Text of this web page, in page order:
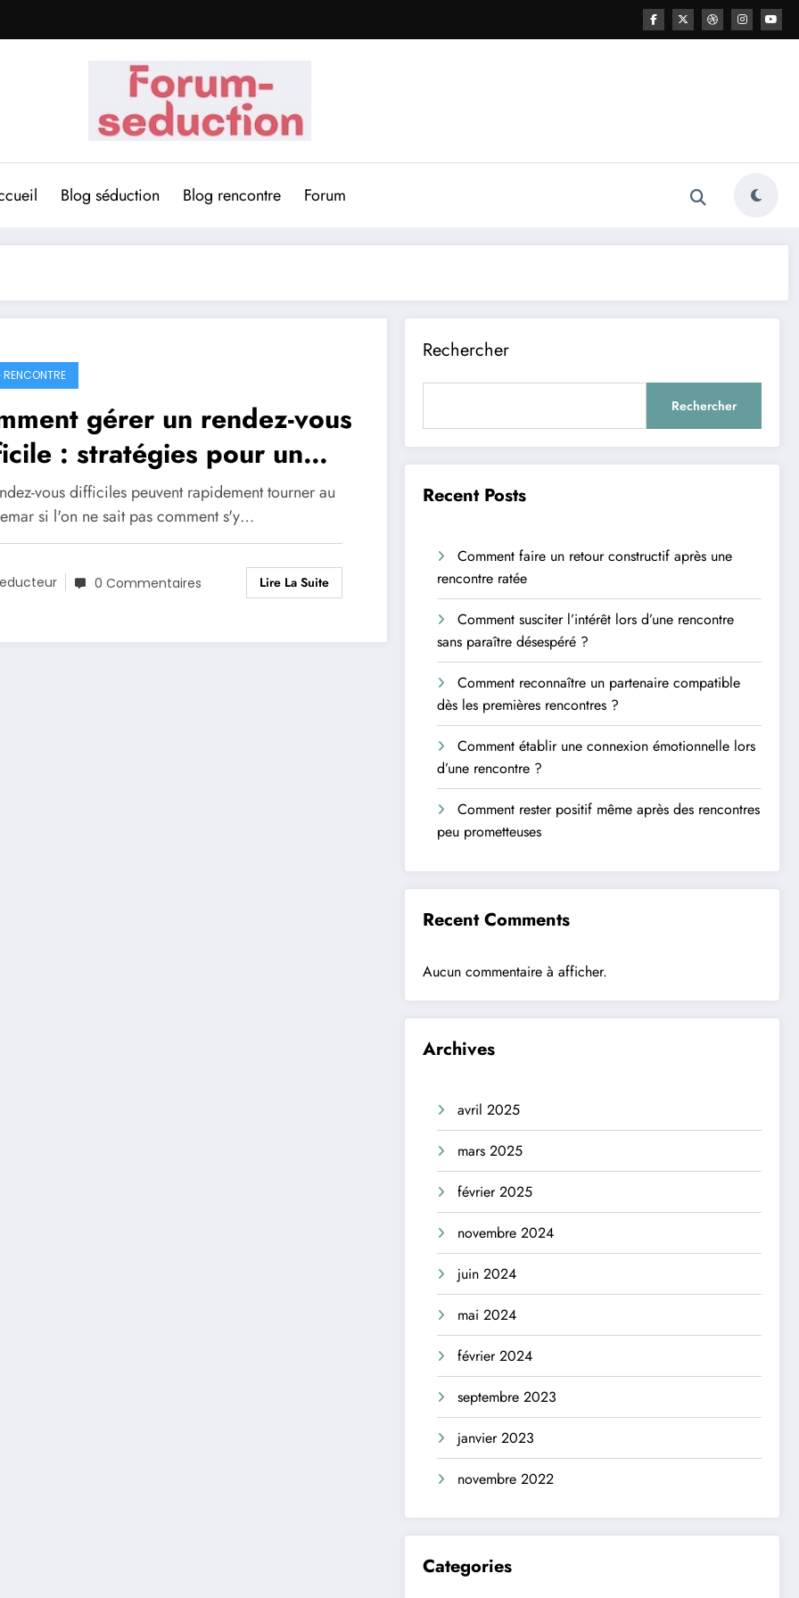
Blog séduction Blog rencontre Forum
gérer un rendez-vous
: stratégies pour un
positif
vous difficiles peuvent rapidement tourner au
si l'on ne sait pas comment s'y…
0 Commentaires Lire La Suite
Rechercher
Rechercher
Recent Posts
Comment faire un retour constructif après une
rencontre ratée
Comment susciter l’intérêt lors d’une rencontre
sans paraître désespéré ?
Comment reconnaître un partenaire compatible
dès les premières rencontres ?
Comment établir une connexion émotionnelle lors
d’une rencontre ?
Comment rester positif même après des rencontres
peu prometteuses
Recent Comments
Aucun commentaire à afficher.
Archives
avril 2025
mars 2025
février 2025
novembre 2024
juin 2024
mai 2024
février 2024
septembre 2023
janvier 2023
novembre 2022
Categories